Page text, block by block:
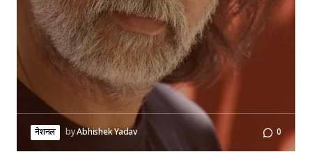
नेशनल byAbhishek Yadav 0